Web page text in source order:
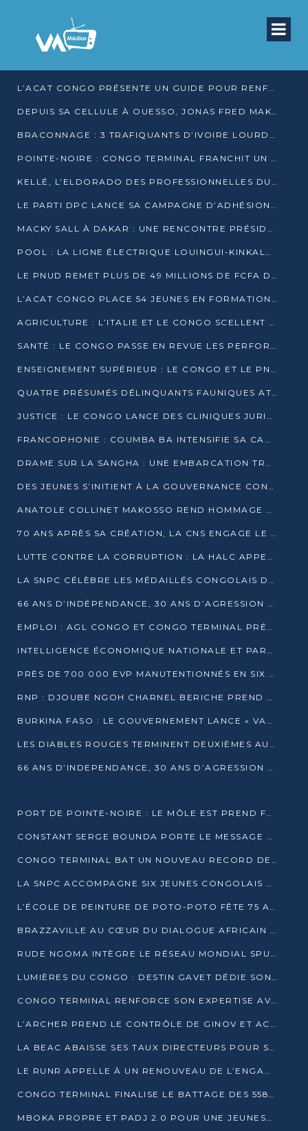
L’ACAT CONGO PRÉSENTE UN GUIDE POUR RENFORCER LES GARANTIES JUDICIAIRES EN GARDE À VUE
DEPUIS SA CELLULE À OUESSO, JONAS FRED MAKITA DÉNONCE CE QU’IL QUALIFIE DE DÉNI DE JUSTICE
BRACONNAGE : 3 TRAFIQUANTS D’IVOIRE LOURDEMENT CONDAMNÉS À DJAMBALA
POINTE-NOIRE : CONGO TERMINAL FRANCHIT UN CAP HISTORIQUE AVEC 99 MOUVEMENTS/HEURE
KELLÉ, L’ELDORADO DES PROFESSIONNELLES DU SEXE
LE PARTI DPC LANCE SA CAMPAGNE D’ADHÉSIONS ET VEUT STRUCTURER SA PRÉSENCE DANS LES 15 DÉPARTEMENTS
MACKY SALL À DAKAR : UNE RENCONTRE PRÉSIDENTIELLE QUI DIVISE L’OPINION SÉNÉGALAISE
POOL : LA LIGNE ÉLECTRIQUE LOUINGUI-KINKALA-BOKO MISE EN SERVICE
LE PNUD REMET PLUS DE 49 MILLIONS DE FCFA D’ÉQUIPEMENTS POUR ACCÉLÉRER LA NUMÉRISATION DU SYSTÈME DE SANTÉ
L’ACAT CONGO PLACE 54 JEUNES EN FORMATION PROFESSIONNELLE
AGRICULTURE : L’ITALIE ET LE CONGO SCELLENT UN PARTENARIAT POUR UNE PRODUCTION LOCALE DURABLE
SANTÉ : LE CONGO PASSE EN REVUE LES PERFORMANCES DE SES HÔPITAUX À MI-PARCOURS
ENSEIGNEMENT SUPÉRIEUR : LE CONGO ET LE PNUD VEULENT RAPPROCHER LA FORMATION UNIVERSITAIRE DES BESOINS DU MARCHÉ DE L’EMPLOI
QUATRE PRÉSUMÉS DÉLINQUANTS FAUNIQUES ATTENDUS DEVANT LA JUSTICE POUR TRAFIC D’IVOIRE
JUSTICE : LE CONGO LANCE DES CLINIQUES JURIDIQUES POUR RAPPROCHER LE DROIT DES CITOYENS
FRANCOPHONIE : COUMBA BA INTENSIFIE SA CAMPAGNE POUR LA SUCCESSION À LA TÊTE DE L’OIF
DRAME SUR LA SANGHA : UNE EMBARCATION TRANSPORTANT DES FIDÈLES DE « NZAMBÉ YA L’HUILE » FAIT NAUFRAGE À OUESSO
DES JEUNES S’INITIENT À LA GOUVERNANCE CONTINENTALE À BRAZZAVILLE
ANATOLE COLLINET MAKOSSO REND HOMMAGE À JEAN-PAUL PIGASSE
70 ANS APRÈS SA CRÉATION, LA CNS ENGAGE LE VIRAGE DE LA DIGITALISATION
LUTTE CONTRE LA CORRUPTION : LA HALC APPELLE À PASSER DES DISCOURS AUX ACTES
LA SNPC CÉLÈBRE LES MÉDAILLÉS CONGOLAIS DES OLYMPIADES PANAFRICAINES DE MATHÉMATIQUES 2026
66 ANS D’INDÉPENDANCE, 30 ANS D’AGRESSION RWANDAISE : 4 PRÉSIDENCES, UN ÉCHEC COLLECTIF
EMPLOI : AGL CONGO ET CONGO TERMINAL PRÉSÉLECTIONNENT PLUS DE 70 JEUNES À POINTE-NOIRE
INTELLIGENCE ÉCONOMIQUE NATIONALE ET PARTENARIATS INTERNATIONAUX : VERS UNE DOCTRINE SOUVERAINE DE SÉCURITÉ ÉCONOMIQUE
PRÈS DE 700 000 EVP MANUTENTIONNÉS EN SIX MOIS PAR CONGO TERMINAL
RNP : DJOUBE NGOH CHARNEL BERICHE PREND LES RÊNES DU PARTI
BURKINA FASO : LE GOUVERNEMENT LANCE « VACANCES UTILES 2026 » POUR FORMER LES ÉLÈVES À 15 MÉTIERS
LES DIABLES ROUGES TERMINENT DEUXIÈMES AU CHAMPIONNAT D’AFRIQUE ZONE 3
66 ANS D’INDEPENDANCE, 30 ANS D’AGRESSION RWAN DAISE : 4 PRESIDENCES, UN ECHEC COLLECTIF
PORT DE POINTE-NOIRE : LE MÔLE EST PREND FORME ET VISE LES GÉANTS DES MERS
CONSTANT SERGE BOUNDA PORTE LE MESSAGE DE COMPASSION DE DENIS SASSOU NGUESSO EN IRAN
CONGO TERMINAL BAT UN NOUVEAU RECORD DE PRODUCTIVITÉ AU PORT DE POINTE-NOIRE
LA SNPC ACCOMPAGNE SIX JEUNES CONGOLAIS AUX OLYMPIADES PANAFRICAINES DE MATHÉMATIQUES
L’ÉCOLE DE PEINTURE DE POTO-POTO FÊTE 75 ANS AU SERVICE DE L’ART CONGOLAIS
BRAZZAVILLE AU CŒUR DU DIALOGUE AFRICAIN SUR LES OBJECTIFS DE DÉVELOPPEMENT DURABLE
RUDE NGOMA INTÈGRE LE RÉSEAU MONDIAL SPUTNIK PRO APRÈS UNE FORMATION À MOSCOU
LUMIÈRES DU CONGO : DESTIN GAVET DÉDIE SON PRIX À L’UNITÉ NATIONALE ET À LA JEUNESSE
CONGO TERMINAL RENFORCE SON EXPERTISE AVEC NEUF NOUVEAUX FORMATEURS EN ENGINS PORTUAIRES
L’ARCHER PREND LE CONTRÔLE DE GINOV ET ACCÉLÈRE SON VIRAGE NUMÉRIQUE
LA BEAC ABAISSE SES TAUX DIRECTEURS POUR SOUTENIR LA CROISSANCE EN ZONE CEMAC
LE RUNR APPELLE À UN RENOUVEAU DE L’ENGAGEMENT MILITANT
CONGO TERMINAL FINALISE LE BATTAGE DES 558 PIEUX DU FUTUR QUAI DU MÔLE EST
MBOKA PROPRE ET PADJ 2.0 POUR UNE JEUNESSE PLUS AUTONOME